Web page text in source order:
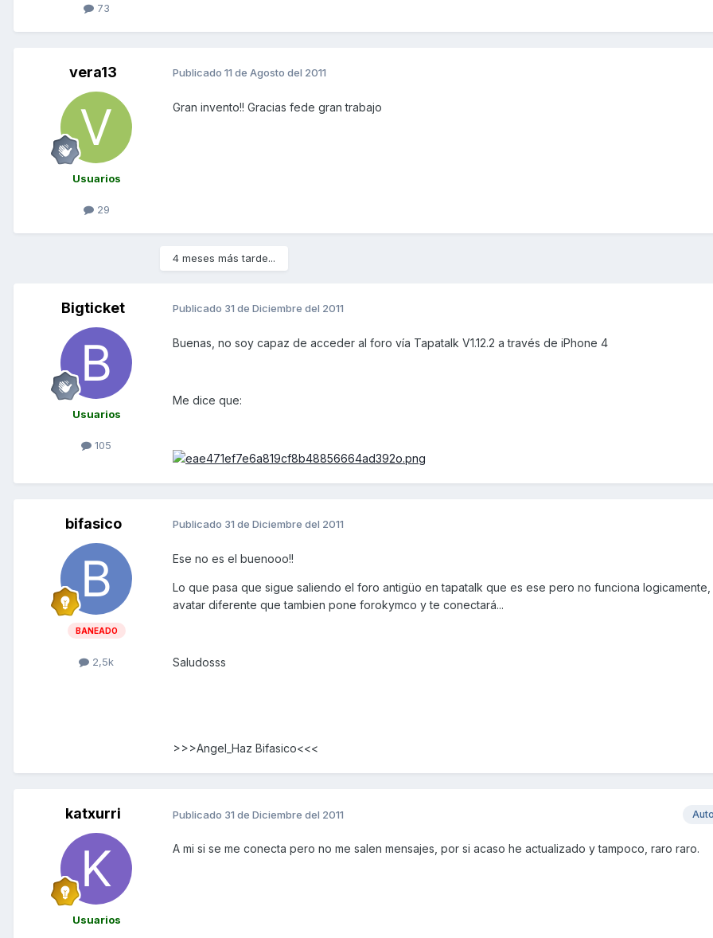
73
vera13
Usuarios
29
Publicado 11 de Agosto del 2011
Gran invento!! Gracias fede gran trabajo
4 meses más tarde...
Bigticket
Usuarios
105
Publicado 31 de Diciembre del 2011
Buenas, no soy capaz de acceder al foro vía Tapatalk V1.12.2 a través de iPhone 4
Me dice que:
bifasico
BANEADO
2,5k
Publicado 31 de Diciembre del 2011
Ese no es el buenooo!!
Lo que pasa que sigue saliendo el foro antigüo en tapatalk que es ese pero no funciona
avatar diferente que tambien pone forokymco y te conectará...
Saludosss
>>>Angel_Haz Bifasico<<<
katxurri
Usuarios
Publicado 31 de Diciembre del 2011
A mi si se me conecta pero no me salen mensajes, por si acaso he actualizado y tampoco, raro raro.